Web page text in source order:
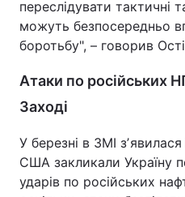
переслідувати тактичні
можуть безпосередньо
боротьбу", – говорив
Атаки по російських
Заході
У березні в ЗМІ
США закликали Україну
ударів по російських